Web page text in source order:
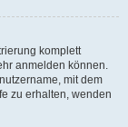
komplett
anmelden können.
mit dem
zu erhalten, wenden